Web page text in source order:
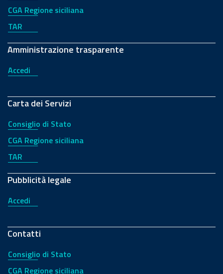
CGA Regione siciliana
TAR
Amministrazione trasparente
Accedi
Carta dei Servizi
Consiglio di Stato
CGA Regione siciliana
TAR
Pubblicità legale
Accedi
Contatti
Consiglio di Stato
CGA Regione siciliana